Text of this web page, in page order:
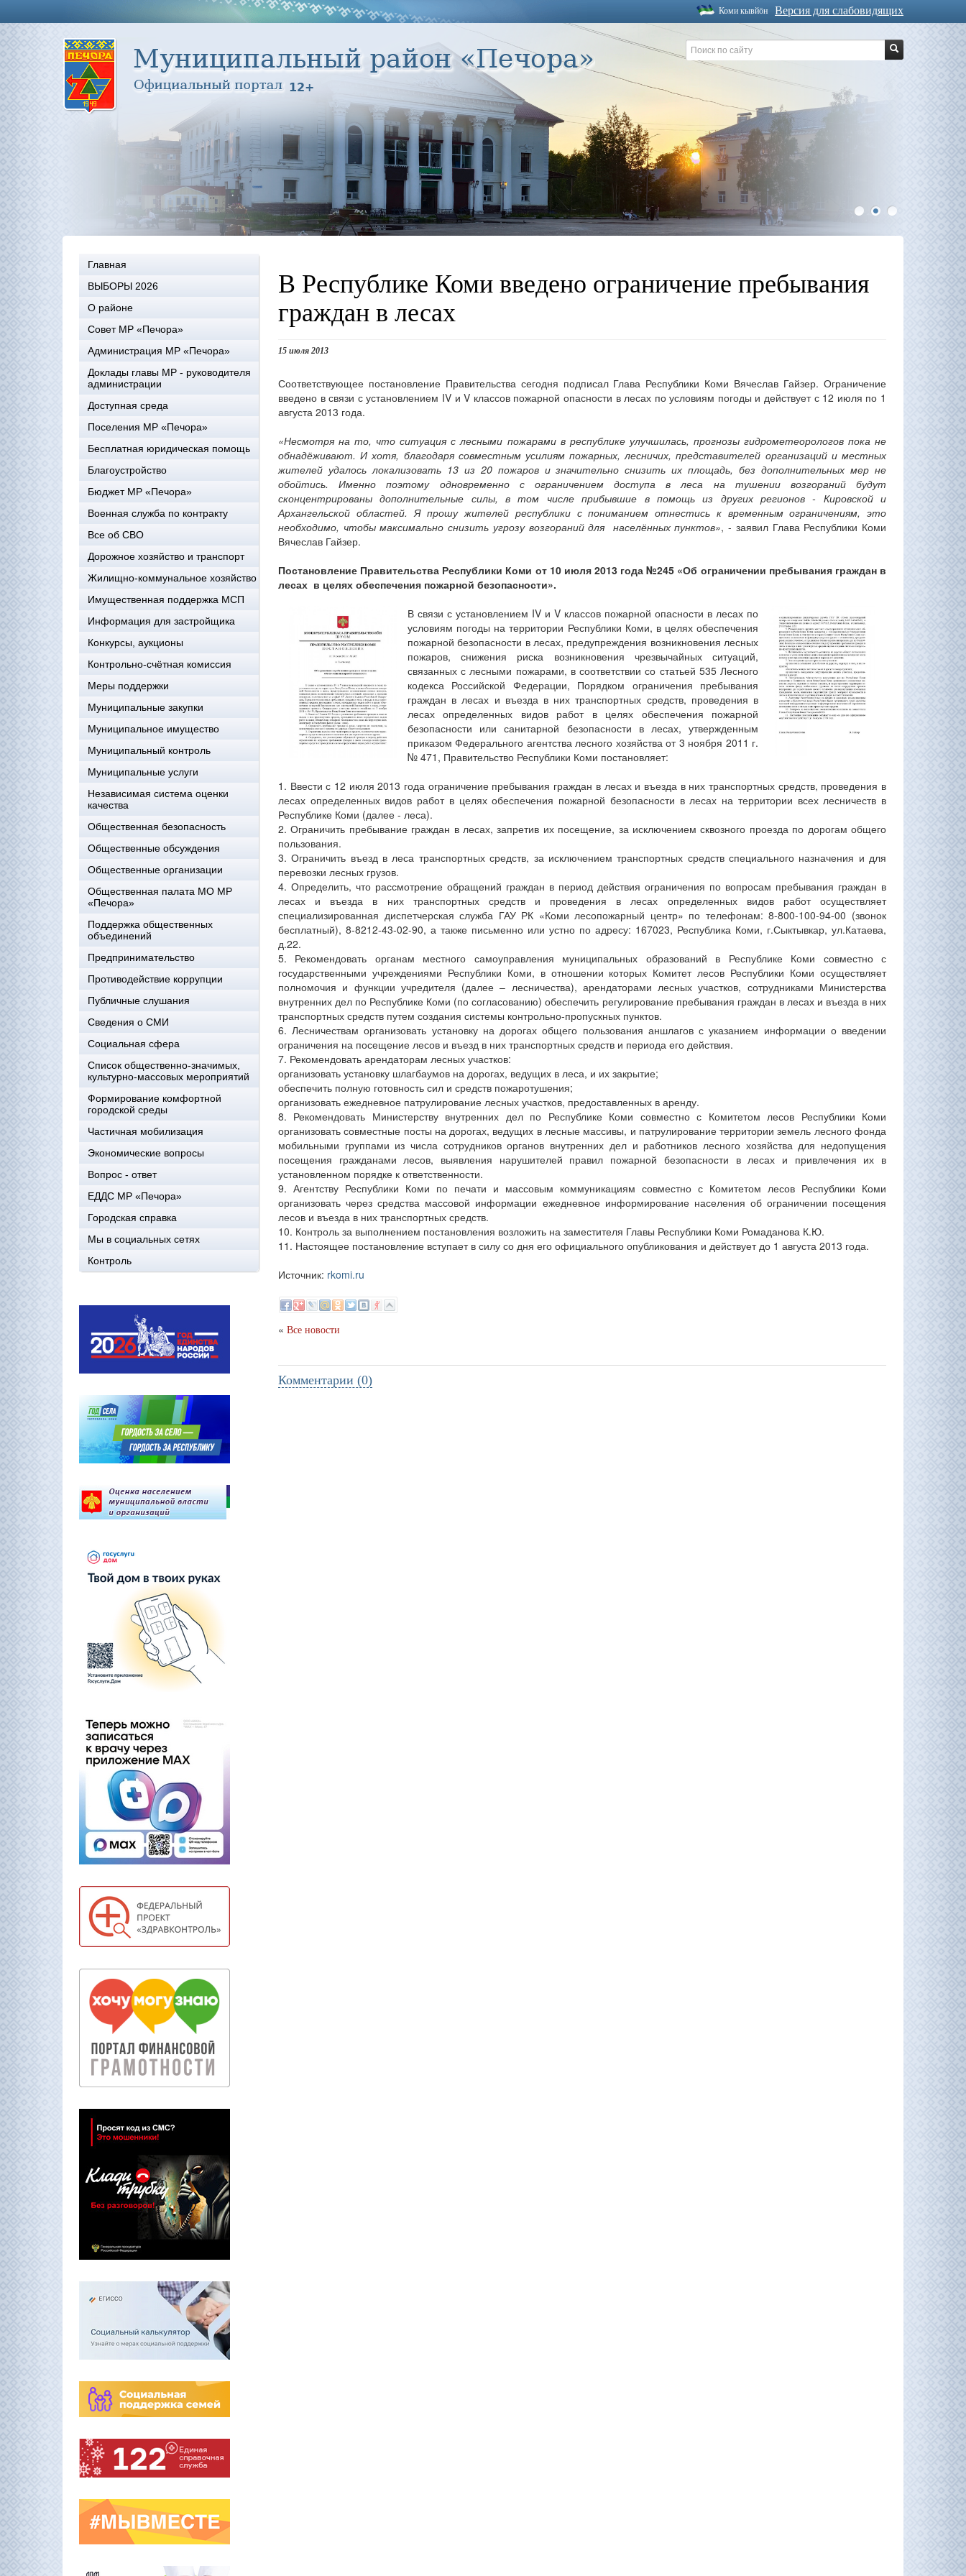
Версия для слабовидящих
Коми кывйöн
1 2 3
Главная
ВЫБОРЫ 2026
О районе
Совет МР «Печора»
Администрация МР «Печора»
Доклады главы МР - руководителя
администрации
Доступная среда
Поселения МР «Печора»
Бесплатная юридическая помощь
Благоустройство
Бюджет МР «Печора»
Военная служба по контракту
Все об СВО
Дорожное хозяйство и транспорт
Жилищно-коммунальное хозяйство
Имущественная поддержка МСП
Информация для застройщика
Конкурсы, аукционы
Контрольно-счётная комиссия
Меры поддержки
Муниципальные закупки
Муниципальное имущество
Муниципальный контроль
Муниципальные услуги
Независимая система оценки
качества
Общественная безопасность
Общественные обсуждения
Общественные организации
Общественная палата МО МР
«Печора»
Поддержка общественных
объединений
Предпринимательство
Противодействие коррупции
Публичные слушания
Сведения о СМИ
Социальная сфера
Список общественно-значимых,
культурно-массовых мероприятий
Формирование комфортной
городской среды
Частичная мобилизация
Экономические вопросы
Вопрос - ответ
ЕДДС МР «Печора»
Городская справка
Мы в социальных сетях
Контроль
В Республике Коми введено ограничение пребывания
граждан в лесах
15 июля 2013
Соответствующее постановление Правительства сегодня подписал Глава Республики Коми Вячеслав Гайзер. Ограничение
введено в связи с установлением IV и V классов пожарной опасности в лесах по условиям погоды и действует с 12 июля по 1
августа 2013 года.
«Несмотря на то, что ситуация с лесными пожарами в республике улучшилась, прогнозы гидрометеорологов пока не
обнадёживают. И хотя, благодаря совместным усилиям пожарных, лесничих, представителей организаций и местных
жителей удалось локализовать 13 из 20 пожаров и значительно снизить их площадь, без дополнительных мер не
обойтись. Именно поэтому одновременно с ограничением доступа в леса на тушении возгораний будут
сконцентрированы дополнительные силы, в том числе прибывшие в помощь из других регионов - Кировской и
Архангельской областей. Я прошу жителей республики с пониманием отнестись к временным ограничениям, это
необходимо, чтобы максимально снизить угрозу возгораний для населённых пунктов», - заявил Глава Республики Коми
Вячеслав Гайзер.
Постановление Правительства Республики Коми от 10 июля 2013 года №245 «Об ограничении пребывания граждан в
лесах в целях обеспечения пожарной безопасности».
В связи с установлением IV и V классов пожарной опасности в лесах по
условиям погоды на территории Республики Коми, в целях обеспечения
пожарной безопасности в лесах, предупреждения возникновения лесных
пожаров, снижения риска возникновения чрезвычайных ситуаций,
связанных с лесными пожарами, в соответствии со статьей 535 Лесного
кодекса Российской Федерации, Порядком ограничения пребывания
граждан в лесах и въезда в них транспортных средств, проведения в
лесах определенных видов работ в целях обеспечения пожарной
безопасности или санитарной безопасности в лесах, утвержденным
приказом Федерального агентства лесного хозяйства от 3 ноября 2011 г.
№ 471, Правительство Республики Коми постановляет:
1. Ввести с 12 июля 2013 года ограничение пребывания граждан в лесах и въезда в них транспортных средств, проведения в
лесах определенных видов работ в целях обеспечения пожарной безопасности в лесах на территории всех лесничеств в
Республике Коми (далее - леса).
2. Ограничить пребывание граждан в лесах, запретив их посещение, за исключением сквозного проезда по дорогам общего
пользования.
3. Ограничить въезд в леса транспортных средств, за исключением транспортных средств специального назначения и для
перевозки лесных грузов.
4. Определить, что рассмотрение обращений граждан в период действия ограничения по вопросам пребывания граждан в
лесах и въезда в них транспортных средств и проведения в лесах определенных видов работ осуществляет
специализированная диспетчерская служба ГАУ РК «Коми лесопожарный центр» по телефонам: 8-800-100-94-00 (звонок
бесплатный), 8-8212-43-02-90, а также письменно или устно по адресу: 167023, Республика Коми, г.Сыктывкар, ул.Катаева,
д.22.
5. Рекомендовать органам местного самоуправления муниципальных образований в Республике Коми совместно с
государственными учреждениями Республики Коми, в отношении которых Комитет лесов Республики Коми осуществляет
полномочия и функции учредителя (далее – лесничества), арендаторами лесных участков, сотрудниками Министерства
внутренних дел по Республике Коми (по согласованию) обеспечить регулирование пребывания граждан в лесах и въезда в них
транспортных средств путем создания системы контрольно-пропускных пунктов.
6. Лесничествам организовать установку на дорогах общего пользования аншлагов с указанием информации о введении
ограничения на посещение лесов и въезд в них транспортных средств и периода его действия.
7. Рекомендовать арендаторам лесных участков:
организовать установку шлагбаумов на дорогах, ведущих в леса, и их закрытие;
обеспечить полную готовность сил и средств пожаротушения;
организовать ежедневное патрулирование лесных участков, предоставленных в аренду.
8. Рекомендовать Министерству внутренних дел по Республике Коми совместно с Комитетом лесов Республики Коми
организовать совместные посты на дорогах, ведущих в лесные массивы, и патрулирование территории земель лесного фонда
мобильными группами из числа сотрудников органов внутренних дел и работников лесного хозяйства для недопущения
посещения гражданами лесов, выявления нарушителей правил пожарной безопасности в лесах и привлечения их в
установленном порядке к ответственности.
9. Агентству Республики Коми по печати и массовым коммуникациям совместно с Комитетом лесов Республики Коми
организовать через средства массовой информации ежедневное информирование населения об ограничении посещения
лесов и въезда в них транспортных средств.
10. Контроль за выполнением постановления возложить на заместителя Главы Республики Коми Ромаданова К.Ю.
11. Настоящее постановление вступает в силу со дня его официального опубликования и действует до 1 августа 2013 года.
Источник: rkomi.ru
« Все новости
Комментарии (0)